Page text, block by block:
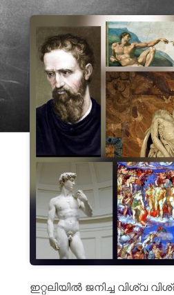
ഇറ്റലിയിൽ ജനിച്ച വിശ്വ